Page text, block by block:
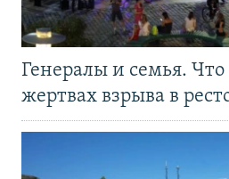
Генералы и семья. Что
жертвах взрыва в